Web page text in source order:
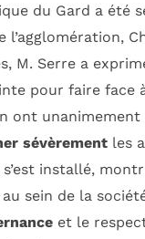
du Gard a été
l’agglomération,
M. Serre a
pour faire face
ont
sévèrement les
installé,
sein de la
et le